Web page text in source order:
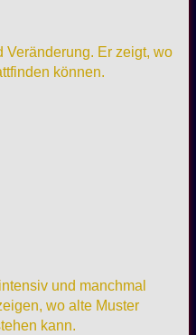
Veränderung. Er zeigt, wo
können.
und manchmal
wo alte Muster
kann.